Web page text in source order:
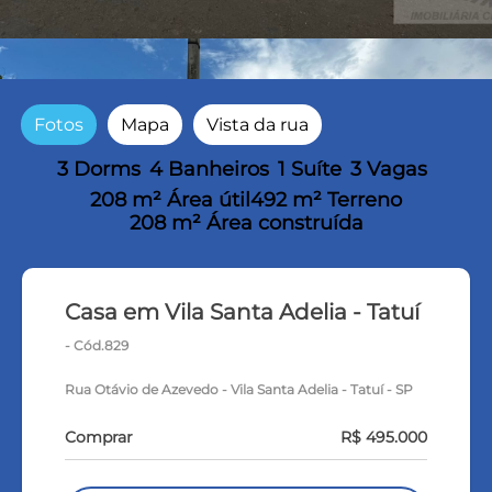
Fotos Mapa Vista da rua
3 Dorms 4 Banheiros 1 Suíte 3 Vagas
208 m² Área útil492 m² Terreno
208 m² Área construída
Casa em Vila Santa Adelia - Tatuí
- Cód.829
Rua Otávio de Azevedo - Vila Santa Adelia - Tatuí - SP
Comprar R$ 495.000